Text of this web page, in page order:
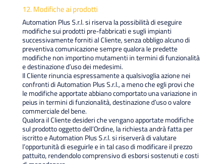
12. Modifiche ai prodotti
Automation Plus S.r.l. si riserva la possibilità di eseguire
modifiche sui prodotti pre-fabbricati e sugli impianti
successivamente forniti al Cliente, senza obbligo alcuno di
preventiva comunicazione sempre qualora le predette
modifiche non importino mutamenti in termini di funzionalità
e destinazione d’uso dei medesimi.
Il Cliente rinuncia espressamente a qualsivoglia azione nei
confronti di Automation Plus S.r.l., a meno che egli provi che
le modifiche apportate abbiano comportato una variazione in
peius in termini di funzionalità, destinazione d’uso o valore
commerciale del bene.
Qualora il Cliente desideri che vengano apportate modifiche
sul prodotto oggetto dell’Ordine, la richiesta andrà fatta per
iscritto e Automation Plus S.r.l. si riserverà di valutare
l’opportunità di eseguirle e in tal caso di modificare il prezzo
pattuito, rendendolo comprensivo di esborsi sostenuti e costi